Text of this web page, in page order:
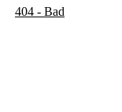
404 - Bad